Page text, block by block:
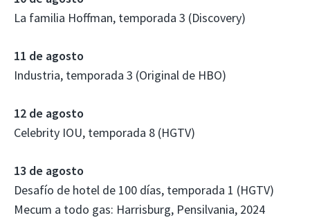
La familia Hoffman, temporada 3 (Discovery)
11 de agosto
Industria, temporada 3 (Original de HBO)
12 de agosto
Celebrity IOU, temporada 8 (HGTV)
13 de agosto
Desafío de hotel de 100 días, temporada 1 (HGTV)
Mecum a todo gas: Harrisburg, Pensilvania, 2024